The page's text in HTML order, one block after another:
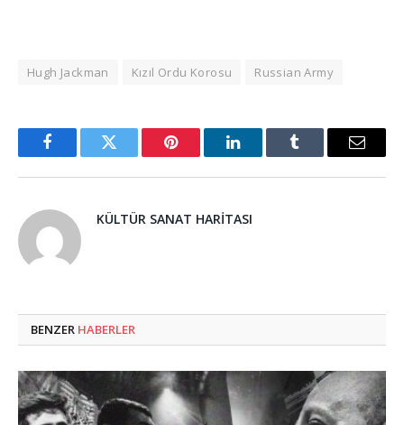
Hugh Jackman Kızıl Ordu Korosu Russian Army
FacebookTwitter Pinterest LinkedInTumblr Email
KÜLTÜR SANAT HARITASI
BENZER HABERLER